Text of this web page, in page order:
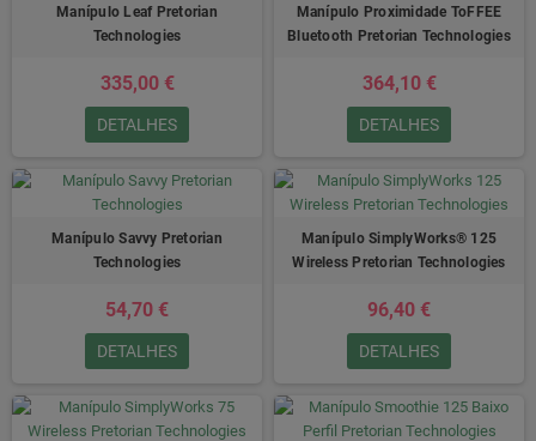
Manípulo Leaf Pretorian
Technologies
335,00 €
DETALHES
Manípulo Proximidade ToFFEE
Bluetooth Pretorian Technologies
364,10 €
DETALHES
Manípulo Savvy Pretorian
Technologies
54,70 €
DETALHES
Manípulo SimplyWorks® 125
Wireless Pretorian Technologies
96,40 €
DETALHES